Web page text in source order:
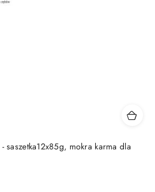
saszetka12x85g, mokra karma dla